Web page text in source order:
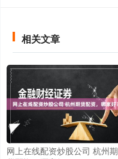
相关文章
网上在线配资炒股公司 杭州期